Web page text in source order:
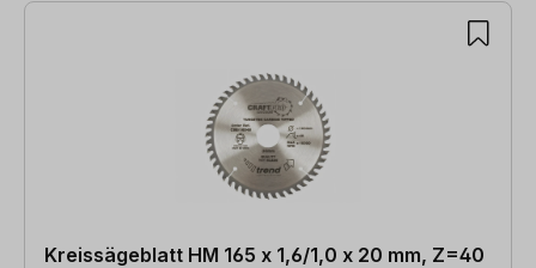
Kreissägeblatt HM 165 x 1,6/1,0 x 20 mm, Z=40